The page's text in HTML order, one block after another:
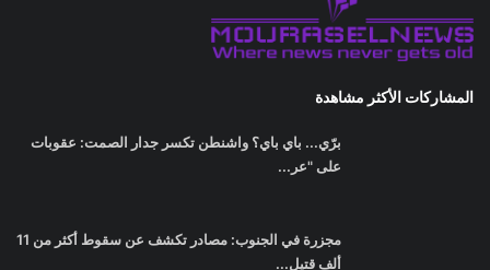
المشاركات الأكثر مشاهدة
برّي... باي باي؟ واشنطن تكسر جدار الصمت: عقوبات
على "عر...
مجزرة في الجنوب: مصادر تكشف عن سقوط أكثر من 11
ألف قتيل...